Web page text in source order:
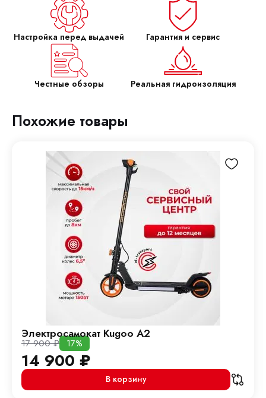
Настройка перед выдачей Гарантия и сервис
Честные обзоры Реальная гидроизоляция
Похожие товары
Электросамокат Kugoo A2
17 900₽ 17%
14 900 ₽
В корзину